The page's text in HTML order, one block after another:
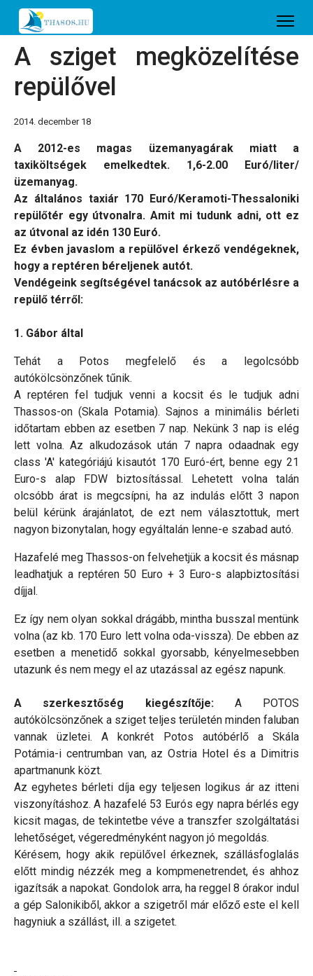
A sziget megközelítése
repülővel
2014. december 18
A 2012-es magas üzemanyagárak miatt a
taxiköltségek emelkedtek. 1,6-2.00 Euró/liter/
üzemanyag.
Az általános taxiár 170 Euró/Keramoti-Thessaloniki
repülőtér egy útvonalra. Amit mi tudunk adni, ott ez
az útvonal az idén 130 Euró.
Ez évben javaslom a repülővel érkező vendégeknek,
hogy a reptéren béreljenek autót.
Vendégeink segítségével tanácsok az autóbérlésre a
repülő térről:
1. Gábor által
Tehát a Potos megfelelő és a legolcsóbb
autókölcsönzőnek tűnik.
A reptéren fel tudjuk venni a kocsit és le tudjuk adni
Thassos-on (Skala Potamia). Sajnos a minimális bérleti
időtartam ebben az esetben 7 nap. Nekünk 3 nap is elég
lett volna. Az alkudozások után 7 napra odaadnak egy
class 'A' kategóriájú kisautót 170 Euró-ért, benne egy 21
Euro-s alap FDW biztosítással. Lehetett volna talán
olcsóbb árat is megcsípni, ha az indulás előtt 3 napon
belül kérünk árajánlatot, de ezt nem választottuk, mert
nagyon bizonytalan, hogy egyáltalán lenne-e szabad autó.
Hazafelé meg Thassos-on felvehetjük a kocsit és másnap
leadhatjuk a reptéren 50 Euro + 3 Euro-s alapbiztosítási
díjjal.
Ez így nem olyan sokkal drágább, mintha busszal mentünk
volna (az kb. 170 Euro lett volna oda-vissza). De ebben az
esetben a menetidő sokkal gyorsabb, kényelmesebben
utazunk és nem megy el az utazással az egész napunk.
A szerkesztőség kiegészítője:A POTOS
autókölcsönzőnek a sziget teljes területén minden faluban
vannak üzletei. A konkrét Potos autóbérlő a Skála
Potámia-i centrumban van, az Ostria Hotel és a Dimitris
apartmanunk közt.
Az egyhetes bérleti díja egy teljesen logikus ár az itteni
viszonyításhoz. A hazafelé 53 Eurós egy napra bérlés egy
kicsit magas, de tekintetbe véve a transzfer szolgáltatási
lehetőséget, végeredményként nagyon jó megoldás.
Kérésem, hogy akik repülővel érkeznek, szállásfoglalás
előtt mindig nézzék meg a kompmenetrendet, és ahhoz
igazítsák a napokat. Gondolok arra, ha reggel 8 órakor indul
a gép Salonikiből, akkor a szigetről már előző este el kell
hagyniuk a szállást, ill. a szigetet.